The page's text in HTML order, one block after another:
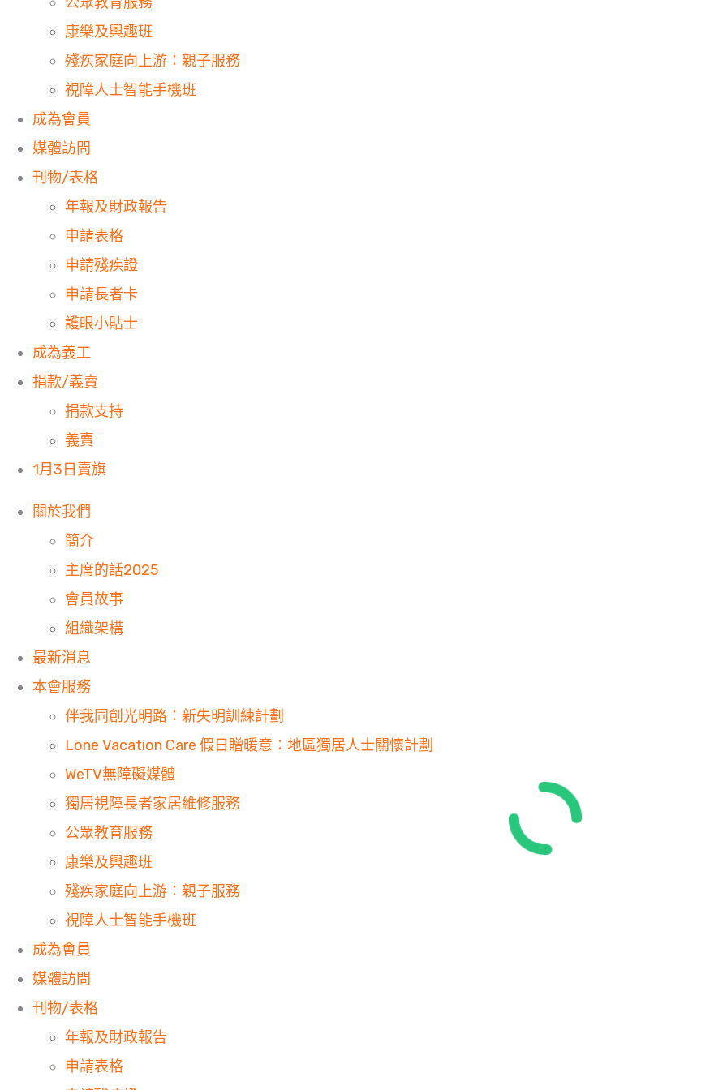
康樂及興趣班
殘疾家庭向上游：親子服務
視障人士智能手機班
成為會員
媒體訪問
刊物/表格
年報及財政報告
申請表格
申請殘疾證
申請長者卡
護眼小貼士
成為義工
捐款/義賣
捐款支持
義賣
1月3日賣旗
關於我們
簡介
主席的話2025
會員故事
組織架構
最新消息
本會服務
伴我同創光明路：新失明訓練計劃
Lone Vacation Care 假日贈暖意：地區獨居人士關懷計劃
WeTV無障礙媒體
獨居視障長者家居維修服務
公眾教育服務
康樂及興趣班
殘疾家庭向上游：親子服務
視障人士智能手機班
成為會員
媒體訪問
刊物/表格
年報及財政報告
申請表格